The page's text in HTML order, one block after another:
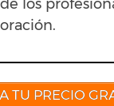
los
TU PRECIO